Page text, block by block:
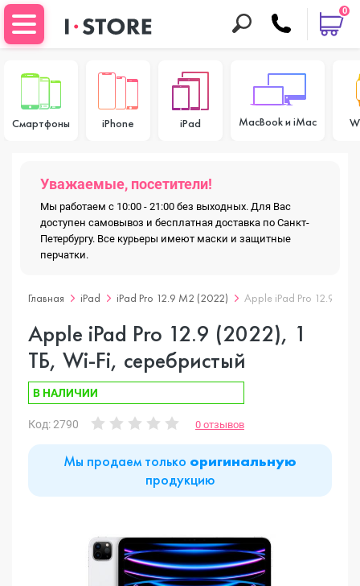
0
Смартфоны iPhone iPad MacBook и iMac
Уважаемые, посетители!
Мы работаем с 10:00 - 21:00 без выходных. Для Вас
доступен самовывоз и бесплатная доставка по Санкт-
Петербургу. Все курьеры имеют маски и защитные
перчатки.
Главная iPad iPad Pro 12.9 M2 (2022) Apple iPad Pro 12.9
Apple iPad Pro 12.9 (2022), 1
ТБ, Wi-Fi, серебристый
В НАЛИЧИИ
Код: 2790 0 отзывов
Мы продаем только оригинальную
продукцию